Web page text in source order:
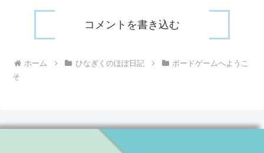
コメントを書き込む
ホーム ひなぎくのほぼ日記
ボードゲームへようこ
そ